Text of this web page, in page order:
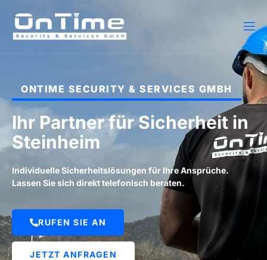
ONTIME SECURITY & SERVICES GMBH
Ihr Partner für Sicherheit in
Steinheim
Individuelle Sicherheitslösungen für Ihre Ansprüche.
Lassen Sie sich direkt telefonisch beraten.
RUFEN SIE AN
JETZT ANFRAGEN